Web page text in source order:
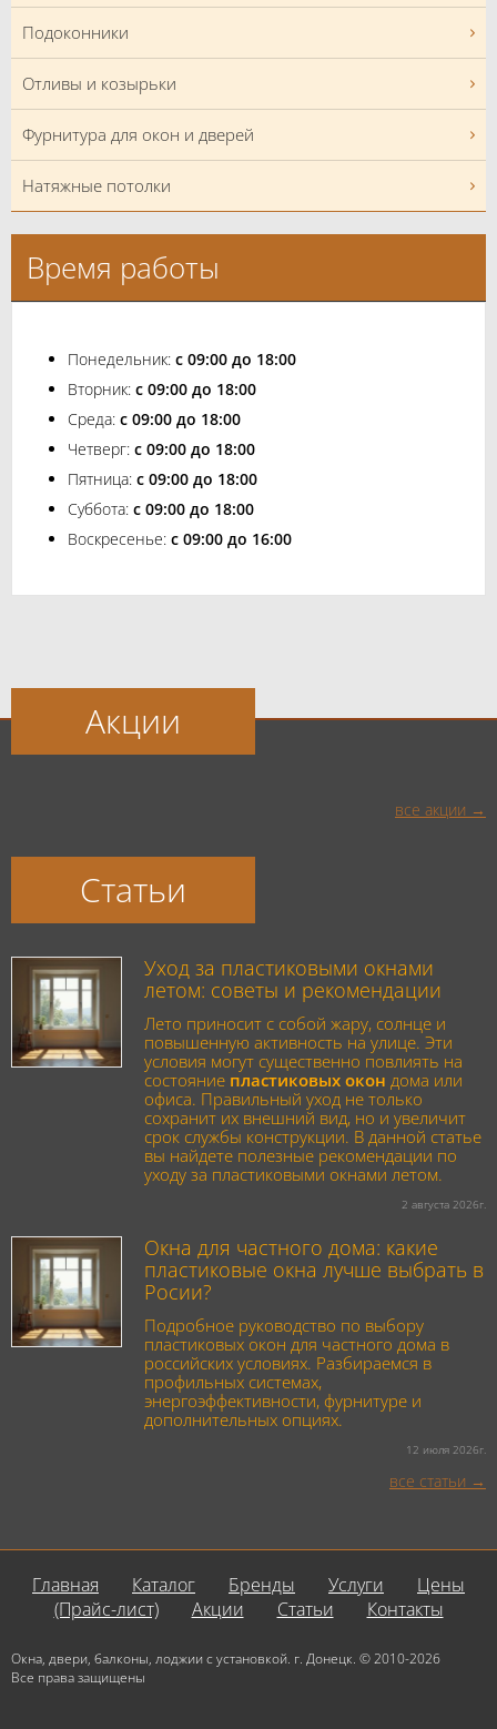
Подоконники
Отливы и козырьки
Фурнитура для окон и дверей
Натяжные потолки
Время работы
Понедельник: с 09:00 до 18:00
Вторник: с 09:00 до 18:00
Среда: с 09:00 до 18:00
Четверг: с 09:00 до 18:00
Пятница: с 09:00 до 18:00
Суббота: с 09:00 до 18:00
Воскресенье: с 09:00 до 16:00
Акции
все акции
Статьи
Уход за пластиковыми окнами
летом: советы и рекомендации
Лето приносит с собой жару, солнце и
повышенную активность на улице. Эти
условия могут существенно повлиять на
состояние пластиковых окон дома или
офиса. Правильный уход не только
сохранит их внешний вид, но и увеличит
срок службы конструкции. В данной статье
вы найдете полезные рекомендации по
уходу за пластиковыми окнами летом.
2 августа 2026г.
Окна для частного дома: какие
пластиковые окна лучше выбрать в
Росии?
Подробное руководство по выбору
пластиковых окон для частного дома в
российских условиях. Разбираемся в
профильных системах,
энергоэффективности, фурнитуре и
дополнительных опциях.
12 июля 2026г.
все статьи
Главная Каталог Бренды Услуги
Цены
(Прайс-лист)
Акции Статьи Контакты
Окна, двери, балконы, лоджии с установкой. г. Донецк. © 2010-2026
Все права защищены